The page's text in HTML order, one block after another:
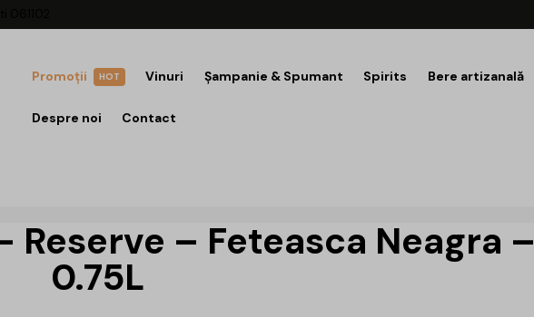
HOT
Promoții Vinuri Șampanie & Spumant Spirits Bere artizanală
Despre noi Contact
Reserve – Feteasca Neagra –
0.75L